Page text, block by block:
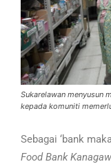
Sukarelawan menyusun
kepada komuniti
Sebagai ‘bank
Food Bank